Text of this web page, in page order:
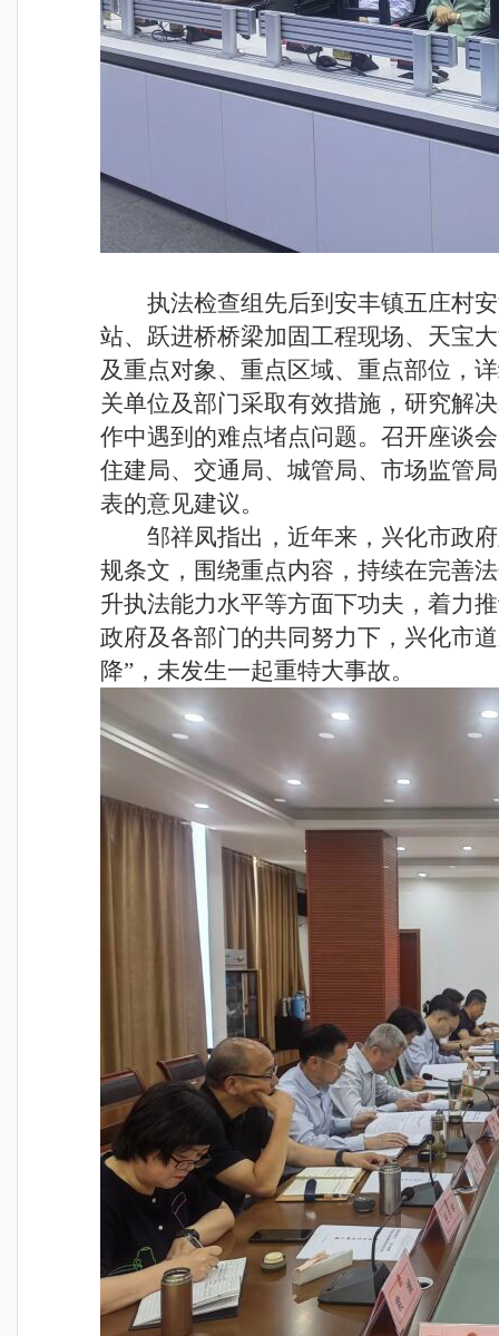
执法检查组先后到安丰镇五庄村
站、跃进桥桥梁加固工程现场、天宝
及重点对象、重点区域、重点部位，
关单位及部门采取有效措施，研究解
作中遇到的难点堵点问题。召开座谈
住建局、交通局、城管局、市场监管
表的意见建议。
邹祥凤指出，近年来，兴化市政
规条文，围绕重点内容，持续在完善
升执法能力水平等方面下功夫，着力
政府及各部门的共同努力下，兴化市
降”，未发生一起重特大事故。